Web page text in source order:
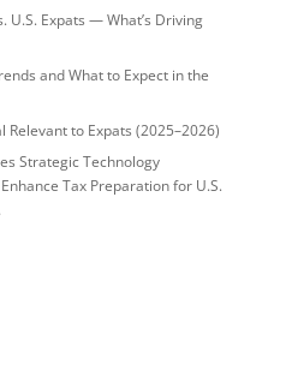
U.S. Expats — What’s Driving
and What to Expect in the
Relevant to Expats (2025–2026)
Strategic Technology
Tax Preparation for U.S.